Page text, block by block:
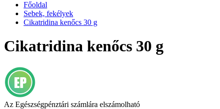
Főoldal
Sebek, fekélyek
Cikatridina kenőcs 30 g
Cikatridina kenőcs 30 g
Az Egészségpénztári számlára elszámolható